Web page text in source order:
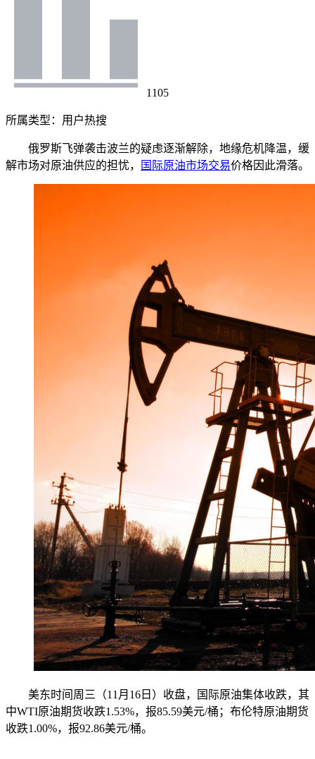
1105
所属类型： 用户热搜
俄罗斯飞弹袭击波兰的疑虑逐渐解除，地缘危机降温，缓
解市场对原油供应的担忧，
国际原油市场交易价格因此滑落。
美东时间周三（11月16日）收盘，国际原油集体收跌，其
中WTI原油期货收跌1.53%，报85.59美元/桶；布伦特原油期货
收跌1.00%，报92.86美元/桶。